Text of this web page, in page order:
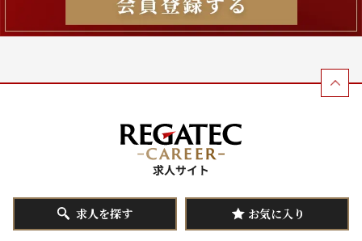
求人を探す お気に入り